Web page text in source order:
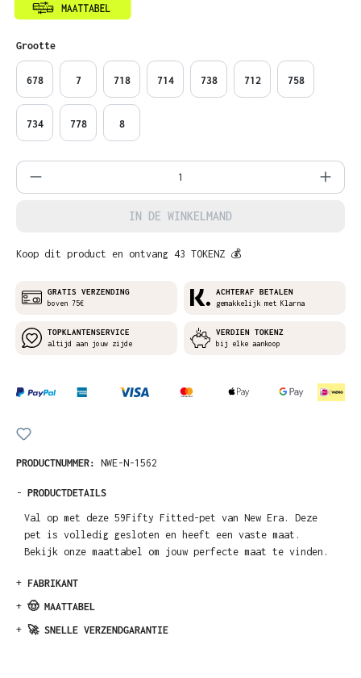
Selecteer
Grootte
678 7 718 714 738 712 758
734 778 8
Producthoeveelheid: Voer de gewenste
IN DE WINKELMAND
Koop dit product en ontvang 43 TOKENZ 💰
GRATIS VERZENDING
boven 75€
ACHTERAF BETALEN
gemakkelijk met Klarna
TOPKLANTENSERVICE
altijd aan jouw zijde
VERDIEN TOKENZ
bij elke aankoop
PRODUCTNUMMER: NWE-N-1562
- PRODUCTDETAILS
Val op met deze 59Fifty Fitted-pet van New Era. Deze
pet is volledig gesloten en heeft een vaste maat.
Bekijk onze maattabel om jouw perfecte maat te vinden.
+ FABRIKANT
+ 🤠 MAATTABEL
+ 🚀 SNELLE VERZENDGARANTIE